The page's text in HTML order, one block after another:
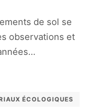
de sol se
observations et
ÉCOLOGIQUES